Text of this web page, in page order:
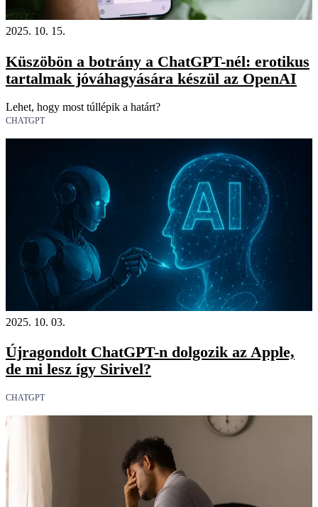
2025. 10. 15.
Küszöbön a botrány a ChatGPT-nél: erotikus
tartalmak jóváhagyására készül az OpenAI
Lehet, hogy most túllépik a határt?
CHATGPT
2025. 10. 03.
Újragondolt ChatGPT-n dolgozik az Apple,
de mi lesz így Sirivel?
CHATGPT